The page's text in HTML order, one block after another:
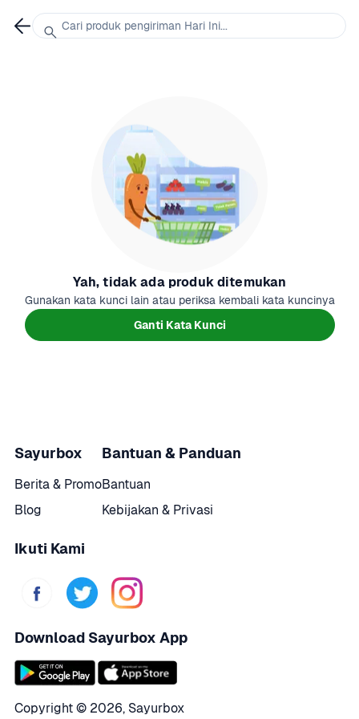
Yah, tidak ada produk ditemukan
Gunakan kata kunci lain atau periksa kembali kata kuncinya
Ganti Kata Kunci
Sayurbox
Berita & Promo
Blog
Bantuan & Panduan
Bantuan
Kebijakan & Privasi
Ikuti Kami
Download Sayurbox App
Copyright © 2026, Sayurbox
Cari produk pengiriman Hari Ini...